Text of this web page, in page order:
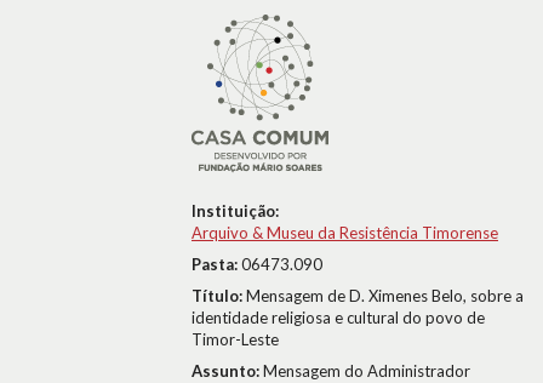
Instituição:
Arquivo & Museu da Resistência Timorense
Pasta:06473.090
Título:Mensagem de D. Ximenes Belo, sobre a
identidade religiosa e cultural do povo de
Timor-Leste
Assunto:Mensagem do Administrador